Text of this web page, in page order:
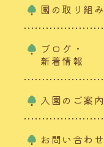
園の取り組み
ブログ・
新着情報
入園のご案内
お問い合わせ